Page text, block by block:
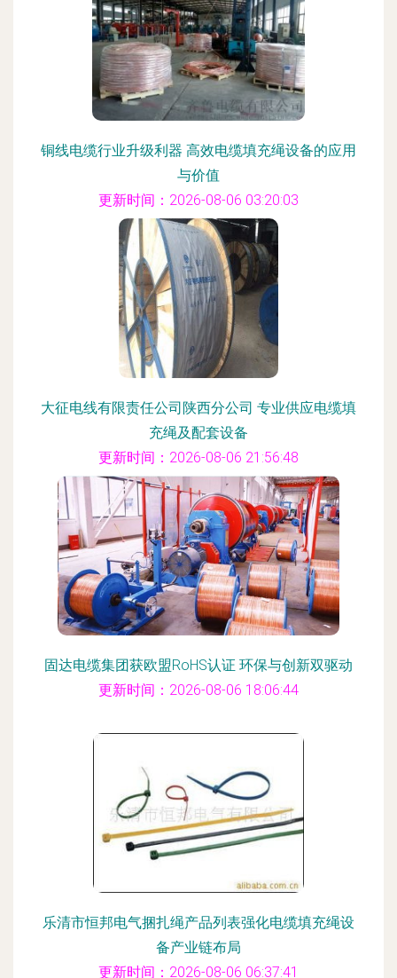
铜线电缆行业升级利器 高效电缆填充绳设备的应用
与价值
更新时间：2026-08-06 03:20:03
大征电线有限责任公司陕西分公司 专业供应电缆填
充绳及配套设备
更新时间：2026-08-06 21:56:48
固达电缆集团获欧盟RoHS认证 环保与创新双驱动
更新时间：2026-08-06 18:06:44
乐清市恒邦电气捆扎绳产品列表强化电缆填充绳设
备产业链布局
更新时间：2026-08-06 06:37:41